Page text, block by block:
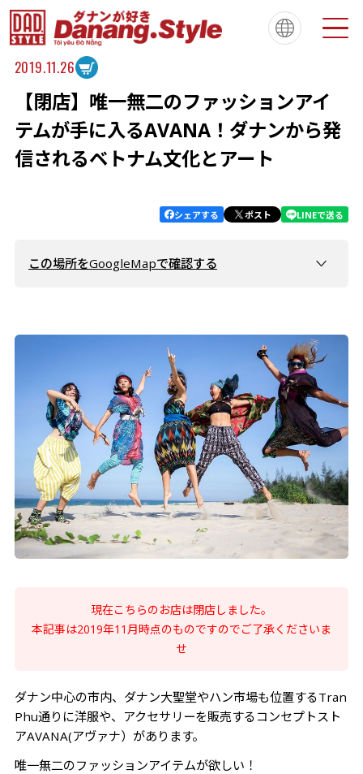
Tiếng Việt 한국
简体中文
繁體中文
English
français
Español
Português
About ダナンスタイルについて
2019.11.26
【閉店】唯一無二のファッションアイ
テムが手に入るAVANA！ダナンから発
信されるベトナム文化とアート
シェアする ポスト LINEで送る
この場所をGoogleMapで確認する
Banyan Tree Lang Co Vietnam
Azerai La Residence Hue
Angsana Lang Co Vietnam
現在こちらのお店は閉店しました。
​本記事は2019年11月時点のものですのでご了承くださいま
せ
ダナン中心の市内、ダナン大聖堂やハン市場も位置するTran
Phu通りに洋服や、アクセサリーを販売するコンセプトスト
アAVANA(アヴァナ）があります。
唯一無二のファッションアイテムが欲しい！